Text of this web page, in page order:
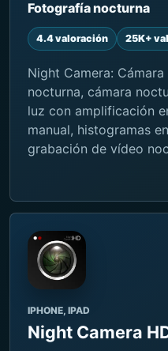
Fotografía nocturna
4.4 valoración 25K+
Night Camera:
nocturna, cámara
luz con amplificación
manual, histogramas
grabación de vídeo
IPHONE, IPAD
Night Camera